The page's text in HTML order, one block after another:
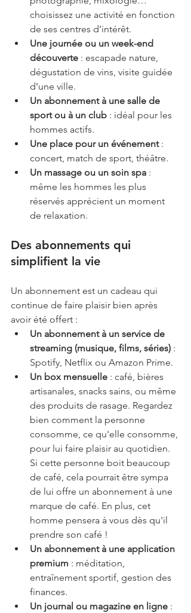
choisissez une activité en fonction
de ses centres d’intérêt.
Une journée ou un week-end
découverte : escapade nature,
dégustation de vins, visite guidée
d’une ville.
Un abonnement à une salle de
sport ou à un club : idéal pour les
hommes actifs.
Une place pour un événement :
concert, match de sport, théâtre.
Un massage ou un soin spa :
même les hommes les plus
réservés apprécient un moment
de relaxation.
Des abonnements qui
simplifient la vie
Un abonnement est un cadeau qui
continue de faire plaisir bien après
avoir été offert :
Un abonnement à un service de
streaming (musique, films, séries) :
Spotify, Netflix ou Amazon Prime.
Un box mensuelle : café, bières
artisanales, snacks sains, ou même
des produits de rasage. Regardez
bien comment la personne
consomme, ce qu'elle consomme,
pour lui faire plaisir au quotidien.
Si cette personne boit beaucoup
de café, cela pourrait être sympa
de lui offre un abonnement à une
marque de café. En plus, cet
homme pensera à vous dès qu'il
prendre son café !
Un abonnement à une application
premium : méditation,
entraînement sportif, gestion des
finances.
Un journal ou magazine en ligne :